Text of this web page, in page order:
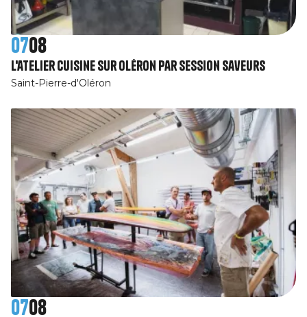
0708
L'atelier cuisine sur Oléron par Session SaveurS
Saint-Pierre-d'Oléron
0708